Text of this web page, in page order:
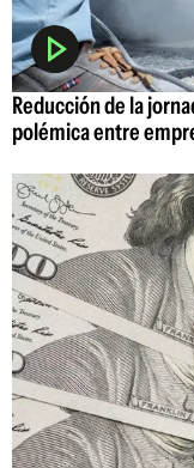
Reducción de la
polémica entre